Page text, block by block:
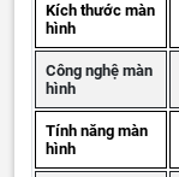
Kích thước màn
hình
Công nghệ màn
hình
Tính năng màn
hình